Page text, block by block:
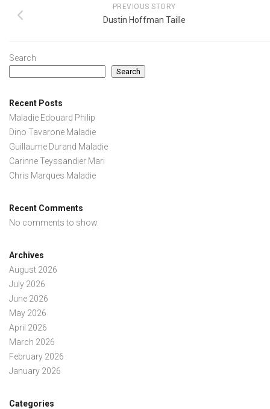
PREVIOUS STORY
Dustin Hoffman Taille
Search
Search
Recent Posts
Maladie Edouard Philip
Dino Tavarone Maladie
Guillaume Durand Maladie
Carinne Teyssandier Mari
Chris Marques Maladie
Recent Comments
No comments to show.
Archives
August 2026
July 2026
June 2026
May 2026
April 2026
March 2026
February 2026
January 2026
Categories